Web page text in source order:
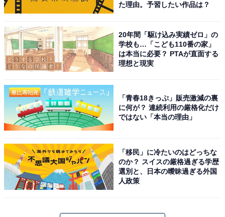
夏に行きたい「茨城県のひまわりの名所」ラン
キング！ 2位「いばらきフラワーパーク」、1位
は？
た理由。予習したい作品は？
20年間「駆け込み実績ゼロ」の
学校も…「こども110番の家」
は本当に必要？ PTAが直面する
理想と現実
「青春18きっぷ」販売激減の裏
に何が？ 連続利用の厳格化だけ
ではない「本当の理由」
「移民」に冷たいのはどっちな
のか？ スイスの厳格過ぎる学歴
選別と、日本の曖昧過ぎる外国
人政策